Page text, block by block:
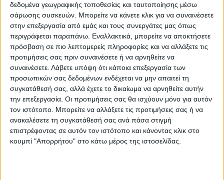
δεδομένα γεωγραφικής τοποθεσίας και ταυτοποίησης μέσω
σάρωσης συσκευών. Μπορείτε να κάνετε κλικ για να συναινέσετε
στην επεξεργασία από εμάς και τους συνεργάτες μας όπως
περιγράφεται παραπάνω. Εναλλακτικά, μπορείτε να αποκτήσετε
πρόσβαση σε πιο λεπτομερείς πληροφορίες και να αλλάξετε τις
προτιμήσεις σας πριν συναινέσετε ή να αρνηθείτε να
συναινέσετε. Λάβετε υπόψη ότι κάποια επεξεργασία των
προσωπικών σας δεδομένων ενδέχεται να μην απαιτεί τη
συγκατάθεσή σας, αλλά έχετε το δικαίωμα να αρνηθείτε αυτήν
την επεξεργασία. Οι προτιμήσεις σας θα ισχύουν μόνο για αυτόν
τον ιστότοπο. Μπορείτε να αλλάξετε τις προτιμήσεις σας ή να
ανακαλέσετε τη συγκατάθεσή σας ανά πάσα στιγμή
επιστρέφοντας σε αυτόν τον ιστότοπο και κάνοντας κλικ στο
κουμπί "Απορρήτου" στο κάτω μέρος της ιστοσελίδας.
ΚΑΡΔΙΤΣΑ
Τα σημαντικότερα ζητήματα που